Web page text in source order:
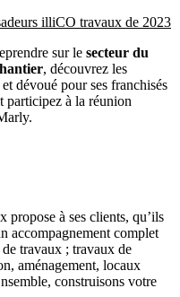
illiCO travaux de 2023
sur le secteur du
, découvrez les
dévoué pour ses franchisés
participez à la réunion
à ses clients, qu’ils
accompagnement complet
travaux ; travaux de
aménagement, locaux
construisons votre